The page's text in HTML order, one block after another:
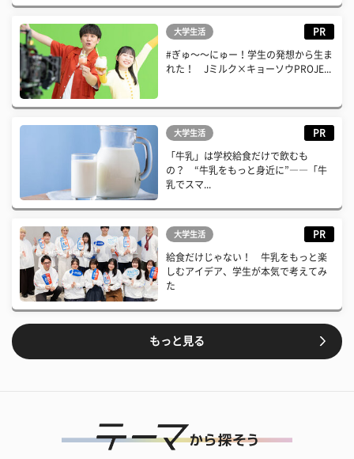
大学生活 PR
#ぎゅ〜〜にゅー！学生の発想から生ま
れた！ Jミルク×キョーソウPROJE...
大学生活 PR
「牛乳」は学校給食だけで飲むも
の？ “牛乳をもっと身近に”――「牛
乳でスマ...
大学生活 PR
給食だけじゃない！ 牛乳をもっと楽
しむアイデア、学生が本気で考えてみ
た
もっと見る